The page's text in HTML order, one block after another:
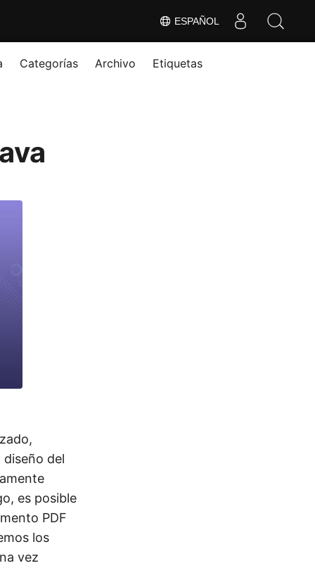
ESPAÑOL
Categorías Archivo Etiquetas
del
es posible
PDF
los
vez